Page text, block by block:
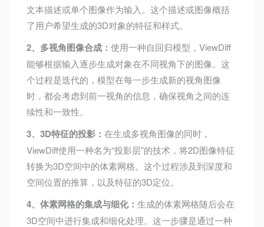
文本描述或单个图像作为输入。这个描述或图像概括
了用户希望生成的3D对象的特征和样式。
2、多视角图像合成： 使用一种自回归模型，ViewDiff
能够根据输入逐步生成对象在不同视角下的图像。这
个过程是迭代的，模型在每一步生成新的视角图像
时，都会考虑到前一视角的信息，确保视角之间的连
续性和一致性。
3、3D特征的投影： 在生成多视角图像的同时，
ViewDiff使用一种名为“投影层”的技术，将2D图像特征
转换为3D空间中的体素网格。这个过程涉及到深度和
空间位置的推算，以及特征的3D定位。
4、体素网格的集成与细化： 生成的体素网格随后会在
3D空间中进行集成和细化处理。这一步骤是通过一种